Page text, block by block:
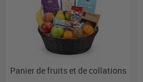
Panier de fruits et de collations